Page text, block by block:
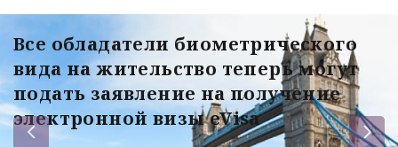
Все обладатели биометрического
вида на жительство теперь могут
подать заявление на получение
электронной визы eVisa